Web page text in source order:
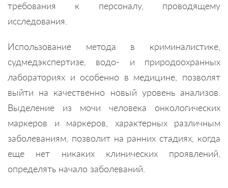
требования к персоналу, проводящему
исследования.
Использование метода в криминалистике,
судмедэкспертизе, водо- и природоохранных
лабораториях и особенно в медицине, позволят
выйти на качественно новый уровень анализов.
Выделение из мочи человека онкологических
маркеров и маркеров, характерных различным
заболеваниям, позволит на ранних стадиях, когда
еще нет никаких клинических проявлений,
определять начало заболеваний.